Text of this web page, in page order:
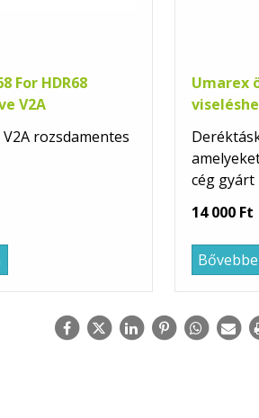
For HDR68
V2A
rozsdamentes
Umarex
cég gyárt
14 000 Ft